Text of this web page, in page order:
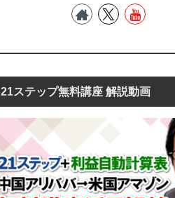
21ステップ無料講座 解説動画